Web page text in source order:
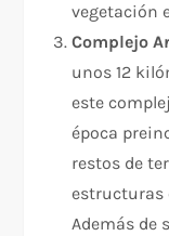
vegetación
Complejo
unos 12
este
época
restos de
estructuras
Además de